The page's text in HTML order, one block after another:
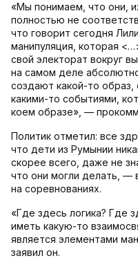
«Мы понимаем, что они,
полностью не
что говорит сегодня
манипуляция, которая
свой электорат вокруг
на самом деле
создают какой-то образ,
какими-то событиями,
коем образе», —
Политик отметил: все
что дети из Румынии
скорее всего, даже не
что они могли делать, —
на соревнованиях.
«Где здесь логика? Где
иметь какую-то
является элементами
заявил он.